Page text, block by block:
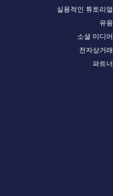
실용적인 튜토리얼
유용
소셜 미디어
전자상거래
파트너